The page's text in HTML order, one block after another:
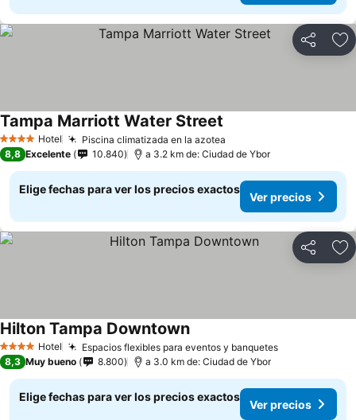
Compartir
4 EstrellasHotel Piscina climatizada en la azotea
Tampa Marriott Water Street
8,8 Excelente 10.840 a 3.2 km de: Ciudad de Ybor
Elige fechas para ver los precios exactos
Ver precios
Compartir
4 EstrellasHotel Espacios flexibles para eventos y banquetes
Hilton Tampa Downtown
8,3 Muy bueno 8.800 a 3.0 km de: Ciudad de Ybor
Elige fechas para ver los precios exactos
Ver precios